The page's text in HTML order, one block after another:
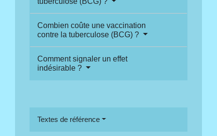
Combien coûte une vaccination
contre la tuberculose (BCG) ?
Comment signaler un effet
indésirable ?
Textes de référence